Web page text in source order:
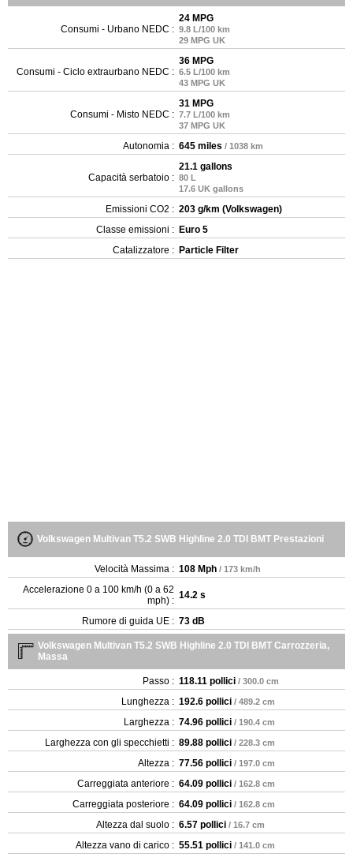
Consumi - Urbano NEDC :
24 MPG
9.8 L/100 km
29 MPG UK
Consumi - Ciclo extraurbano NEDC :
36 MPG
6.5 L/100 km
43 MPG UK
Consumi - Misto NEDC :
31 MPG
7.7 L/100 km
37 MPG UK
Autonomia : 645 miles / 1038 km
Capacità serbatoio :
21.1 gallons
80 L
17.6 UK gallons
Emissioni CO2 : 203 g/km (Volkswagen)
Classe emissioni : Euro 5
Catalizzatore : Particle Filter
Volkswagen Multivan T5.2 SWB Highline 2.0 TDI BMT Prestazioni
Velocità Massima : 108 Mph / 173 km/h
Accelerazione 0 a 100 km/h (0 a 62
mph) : 14.2 s
Rumore di guida UE : 73 dB
Volkswagen Multivan T5.2 SWB Highline 2.0 TDI BMT Carrozzeria,
Massa
Passo : 118.11 pollici / 300.0 cm
Lunghezza : 192.6 pollici / 489.2 cm
Larghezza : 74.96 pollici / 190.4 cm
Larghezza con gli specchietti : 89.88 pollici / 228.3 cm
Altezza : 77.56 pollici / 197.0 cm
Carreggiata anteriore : 64.09 pollici / 162.8 cm
Carreggiata posteriore : 64.09 pollici / 162.8 cm
Altezza dal suolo : 6.57 pollici / 16.7 cm
Altezza vano di carico : 55.51 pollici / 141.0 cm